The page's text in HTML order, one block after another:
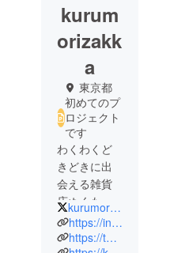
kurum
orizakk
a
東京都
初めてのプ
ロジェクト
です
わくわくど
きどきに出
会える雑貨
店ぬくもり
ある雑貨と
毎日に彩り
kurumorizakka
https://instagram.com/kurumorizakka
https://twitter.com/kurumorizakka